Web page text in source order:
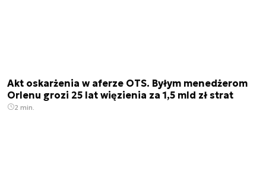
Akt oskarżenia w aferze OTS. Byłym menedżerom
Orlenu grozi 25 lat więzienia za 1,5 mld zł strat
2 min.